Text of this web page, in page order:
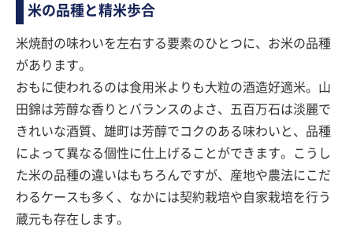
米の品種と精米歩合
米焼酎の味わいを左右する要素のひとつに、お米の品種
があります。
おもに使われるのは食用米よりも大粒の酒造好適米。山
田錦は芳醇な香りとバランスのよさ、五百万石は淡麗で
きれいな酒質、雄町は芳醇でコクのある味わいと、品種
によって異なる個性に仕上げることができます。こうし
た米の品種の違いはもちろんですが、産地や農法にこだ
わるケースも多く、なかには契約栽培や自家栽培を行う
蔵元も存在します。